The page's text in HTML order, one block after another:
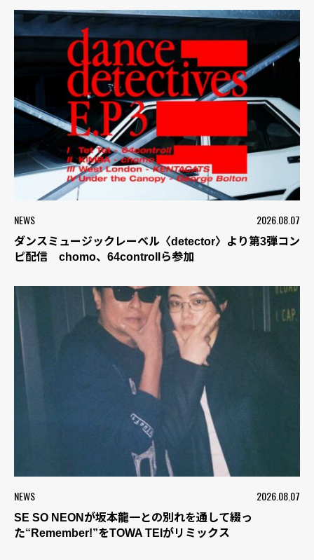
NEWS 2026.08.07
ダンスミュージックレーベル〈detector〉より第3弾コン
ピ配信 chomo、64controllら参加
NEWS 2026.08.07
SE SO NEONが坂本龍一との別れを通して綴っ
た“Remember!”をTOWA TEIがリミックス